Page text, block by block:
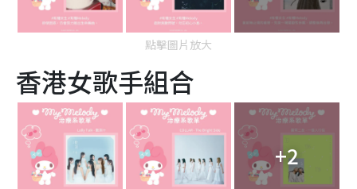
點擊圖片放大
香港女歌手組合
+2